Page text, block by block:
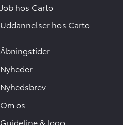
Job hos Carto
Uddannelser hos Carto
Åbningstider
Nyheder
Nyhedsbrev
Om os
Guideline & logo